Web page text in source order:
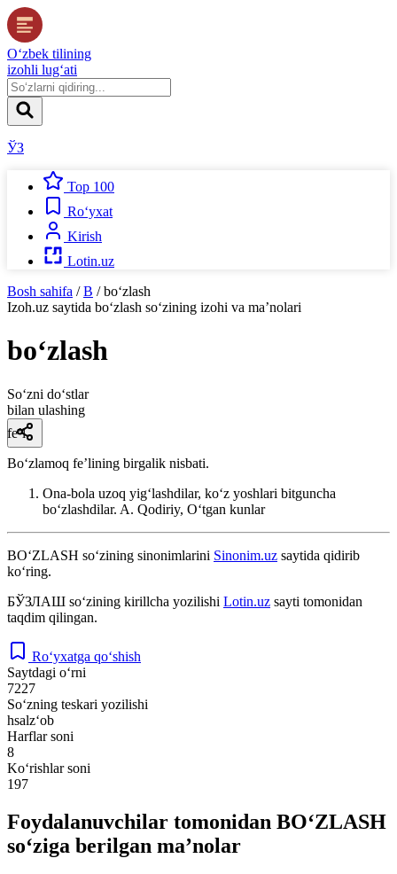
O‘zbek tilining
izohli lug‘ati
ЎЗ
Top 100
Ro‘yxat
Kirish
Lotin.uz
Bosh sahifa / B / bo‘zlash
Izoh.uz saytida bo‘zlash so‘zining izohi va ma’nolari
bo‘zlash
So‘zni do‘stlar
bilan ulashing
fe’l
Boʻzlamoq feʼlining birgalik nisbati.
Ona-bola uzoq yigʻlashdilar, koʻz yoshlari bitguncha
boʻzlashdilar. A. Qodiriy, Oʻtgan kunlar
BO‘ZLASH so‘zining sinonimlarini Sinonim.uz saytida qidirib
ko‘ring.
БЎЗЛАШ so‘zining kirillcha yozilishi Lotin.uz sayti tomonidan
taqdim qilingan.
Ro‘yxatga qo‘shish
Saytdagi o‘rni
7227
So‘zning teskari yozilishi
hsalz‘ob
Harflar soni
8
Ko‘rishlar soni
197
Foydalanuvchilar tomonidan BO‘ZLASH
so‘ziga berilgan ma’nolar